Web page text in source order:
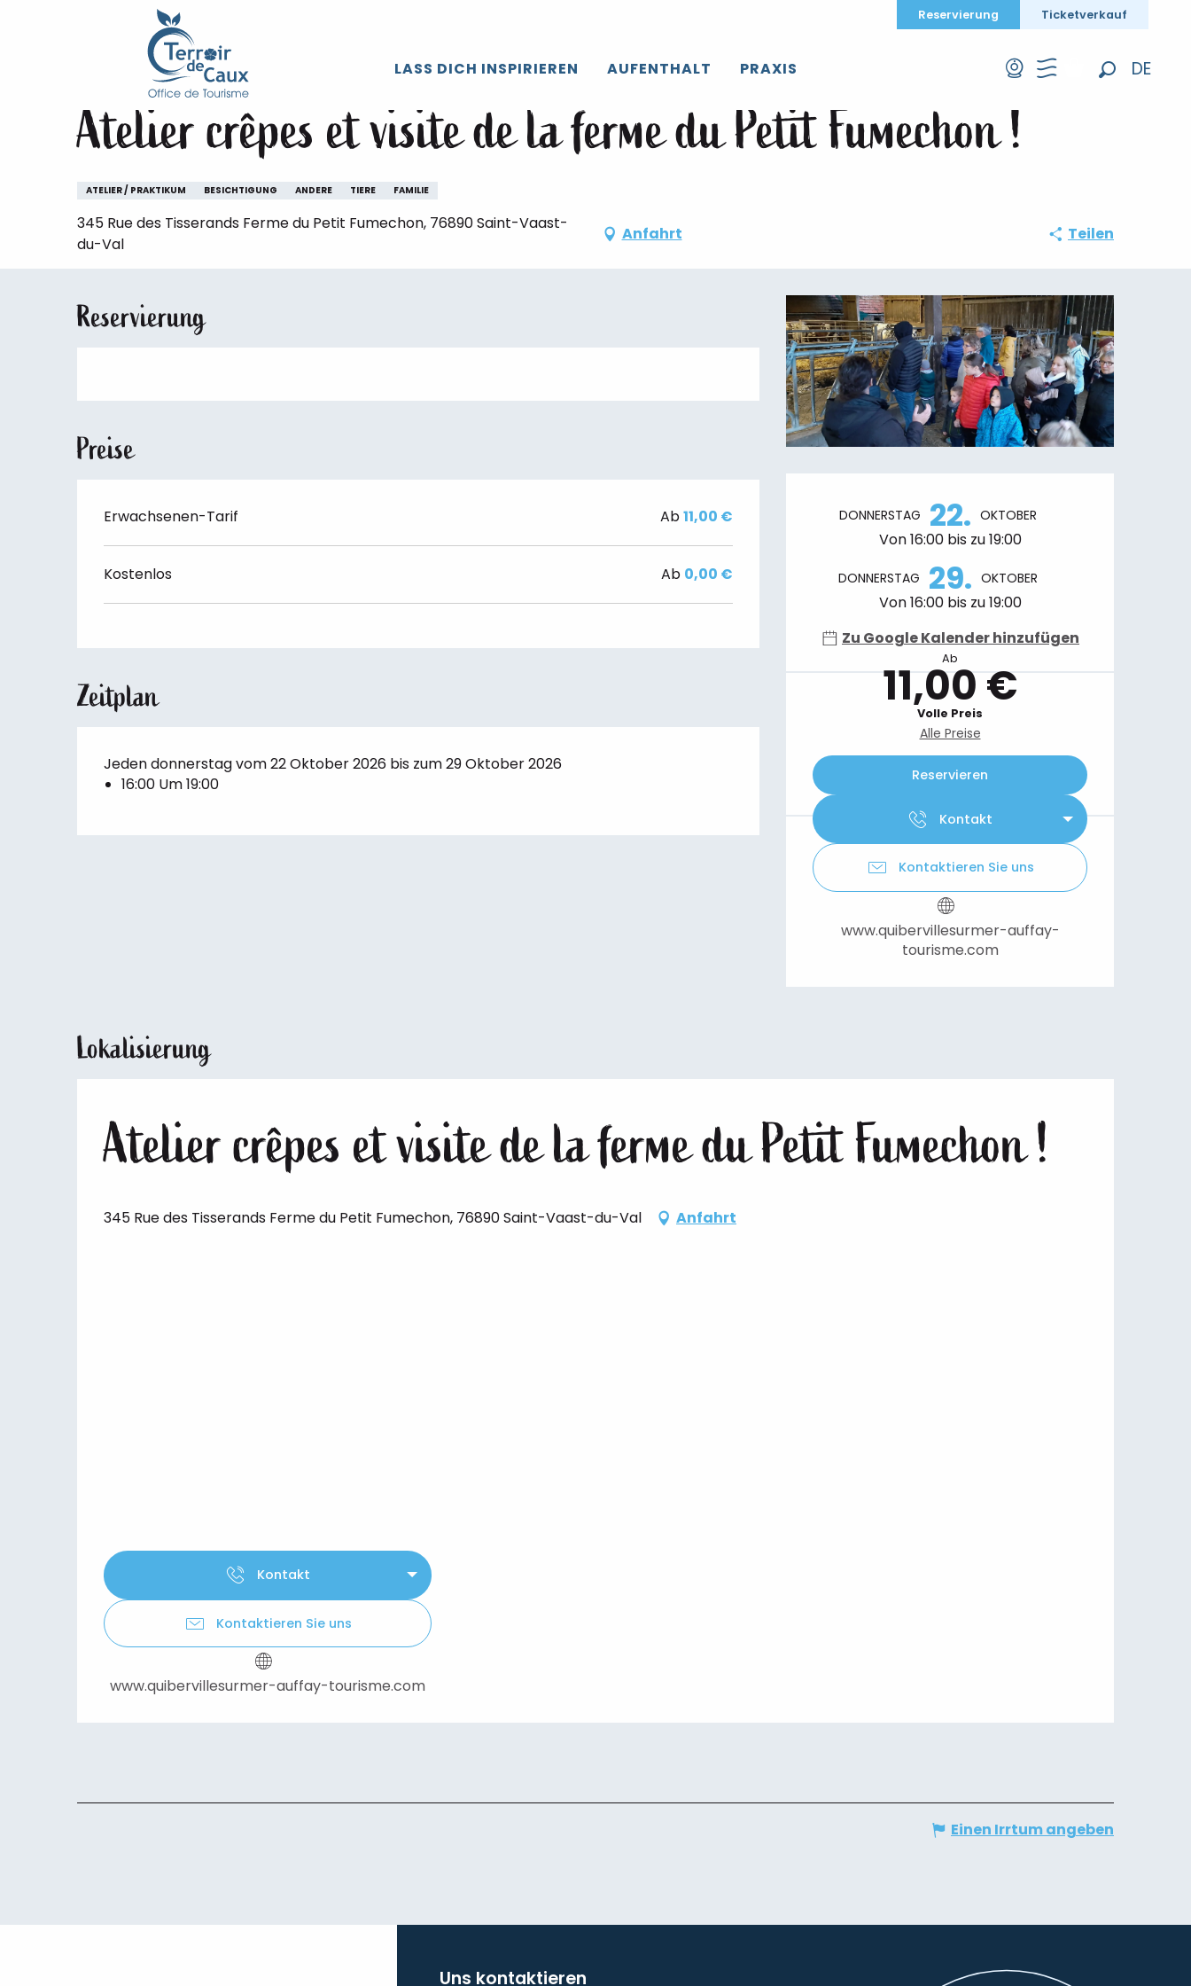
DE
Reservierung Ticketverkauf
LASS DICH INSPIRIEREN AUFENTHALT PRAXIS
Aufenthalt Atelier crêpes et visite de la ferme du Petit Fumechon !
Donnerstag 22. oktober von 16:00 bis zu 19:00 / Donnerstag 29. oktober von 16:00 bis zu 19:00
Atelier crêpes et visite de la ferme du Petit Fumechon !
ATELIER / PRAKTIKUM BESICHTIGUNG ANDERE TIERE FAMILIE
345 Rue des Tisserands Ferme du Petit Fumechon, 76890 Saint-Vaast-
du-Val
Anfahrt Teilen
Öffnungszeiten & Kontaktdaten
DONNERSTAG 22. OKTOBER
Von 16:00 bis zu 19:00
DONNERSTAG 29. OKTOBER
Von 16:00 bis zu 19:00
Zu Google Kalender hinzufügen
Ab
11,00 €
Volle Preis
Alle Preise
Reservieren
Kontakt
Kontaktieren Sie uns
www.quibervillesurmer-auffay-
tourisme.com
Reservierung
Preise
Erwachsenen-Tarif Ab11,00 €
Kostenlos Ab 0,00 €
Zeitplan
Jeden donnerstag vom 22 Oktober 2026 bis zum 29 Oktober 2026
16:00 Um 19:00
Lokalisierung
Atelier crêpes et visite de la ferme du Petit Fumechon !
345 Rue des Tisserands Ferme du Petit Fumechon, 76890 Saint-Vaast-du-Val Anfahrt
Kontakt
Kontaktieren Sie uns
www.quibervillesurmer-auffay-tourisme.com
Einen Irrtum angeben
Uns kontaktieren